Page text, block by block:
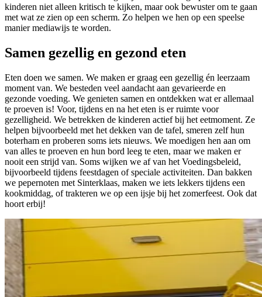
kinderen niet alleen kritisch te kijken, maar ook bewuster om te gaan
met wat ze zien op een scherm. Zo helpen we hen op een speelse
manier mediawijs te worden.
Samen gezellig en gezond eten
Eten doen we samen. We maken er graag een gezellig én leerzaam
moment van. We besteden veel aandacht aan gevarieerde en
gezonde voeding. We genieten samen en ontdekken wat er allemaal
te proeven is! Voor, tijdens en na het eten is er ruimte voor
gezelligheid. We betrekken de kinderen actief bij het eetmoment. Ze
helpen bijvoorbeeld met het dekken van de tafel, smeren zelf hun
boterham en proberen soms iets nieuws. We moedigen hen aan om
van alles te proeven en hun bord leeg te eten, maar we maken er
nooit een strijd van. Soms wijken we af van het Voedingsbeleid,
bijvoorbeeld tijdens feestdagen of speciale activiteiten. Dan bakken
we pepernoten met Sinterklaas, maken we iets lekkers tijdens een
kookmiddag, of trakteren we op een ijsje bij het zomerfeest. Ook dat
hoort erbij!